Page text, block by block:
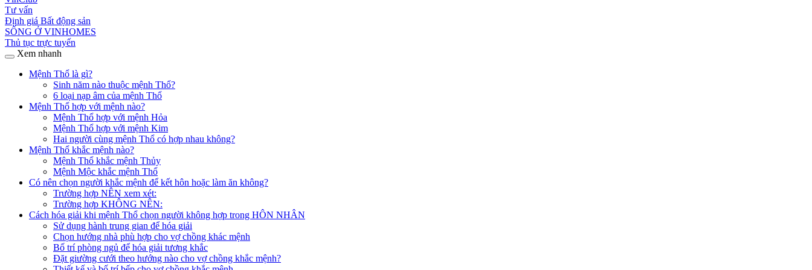
Tư vấn
Định giá Bất động sản
SỐNG Ở VINHOMES
Thủ tục trực tuyến
Xem nhanh
Mệnh Thổ là gì?
Sinh năm nào thuộc mệnh Thổ?
6 loại nạp âm của mệnh Thổ
Mệnh Thổ hợp với mệnh nào?
Mệnh Thổ hợp với mệnh Hỏa
Mệnh Thổ hợp với mệnh Kim
Hai người cùng mệnh Thổ có hợp nhau không?
Mệnh Thổ khắc mệnh nào?
Mệnh Thổ khắc mệnh Thủy
Mệnh Mộc khắc mệnh Thổ
Có nên chọn người khắc mệnh để kết hôn hoặc làm ăn không?
Trường hợp NÊN xem xét:
Trường hợp KHÔNG NÊN:
Cách hóa giải khi mệnh Thổ chọn người không hợp trong HÔN NHÂN
Sử dụng hành trung gian để hóa giải
Chọn hướng nhà phù hợp cho vợ chồng khác mệnh
Bố trí phòng ngủ để hóa giải tương khắc
Đặt giường cưới theo hướng nào cho vợ chồng khắc mệnh?